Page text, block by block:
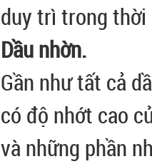
duy trì trong thời
Dầu nhờn.
Gần như tất cả
có độ nhớt cao
và những phần